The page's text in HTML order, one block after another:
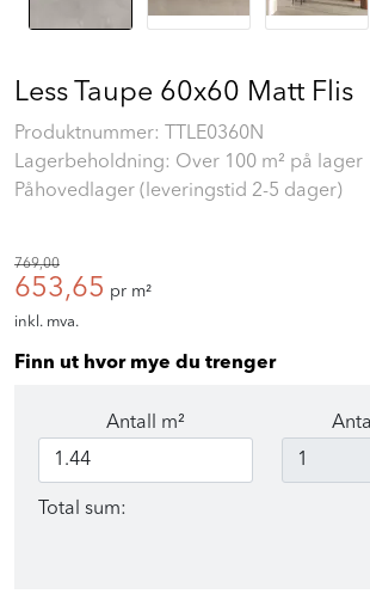
Less Taupe 60x60 Matt Flis
Produktnummer:
TTLE0360N
Lagerbeholdning: Over 100 m² på lager
Påhovedlager (leveringstid 2-5 dager)
769,00
653,65 pr m²
inkl. mva.
Finn ut hvor mye du trenger
Antall m²
Total sum: